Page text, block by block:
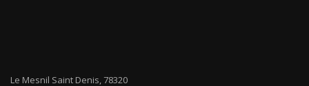
Le Mesnil Saint Denis,78320